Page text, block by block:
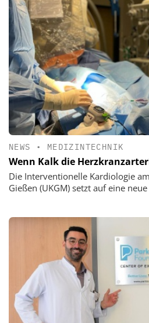
NEWS • MEDIZINTECHNIK
Wenn Kalk die
Die Interventionelle Kardiologie
Gießen (UKGM) setzt auf eine